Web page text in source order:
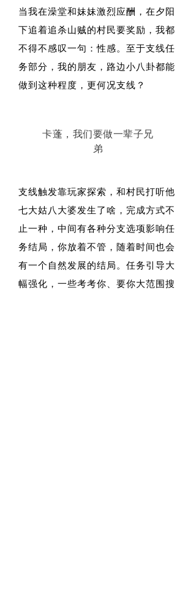
当我在澡堂和妹妹激烈应酬，在夕阳
下追着追杀山贼的村民要奖励，我都
不得不感叹一句：性感。至于支线任
务部分，我的朋友，路边小八卦都能
做到这种程度，更何况支线？
卡蓬，我们要做一辈子兄
弟
支线触发靠玩家探索，和村民打听他
七大姑八大婆发生了啥，完成方式不
止一种，中间有各种分支选项影响任
务结局，你放着不管，随着时间也会
有一个自然发展的结局。任务引导大
幅强化，一些考考你、要你大范围搜